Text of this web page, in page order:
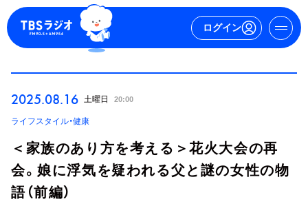
ログイン
ログイン
2025.08.16 土曜日 20:00
ライフスタイル・健康
＜家族のあり方を考える＞花火大会の再
会。娘に浮気を疑われる父と謎の女性の物
語（前編）